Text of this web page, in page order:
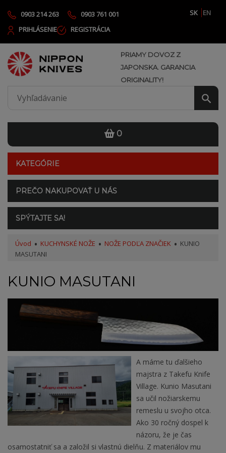
0903 214 263 0903 761 001 SK
EN
PRIHLÁSENIE
REGISTRÁCIA
PRIAMY DOVOZ Z
JAPONSKA. GARANCIA
ORIGINALITY!
0
KATEGÓRIE
PREČO NAKUPOVAŤ U NÁS
SPÝTAJTE SA!
Úvod KUCHYNSKÉ NOŽE NOŽE PODĽA ZNAČIEK
KUNIO
MASUTANI
KUNIO MASUTANI
A máme tu ďalšieho
majstra z Takefu Knife
Village. Kunio Masutani
sa učil nožiarskemu
remeslu u svojho otca.
Ako 30 ročný dospel k
názoru, že je čas
osamostatniť sa a založil si vlastnú dielňu. Z materiálov mu